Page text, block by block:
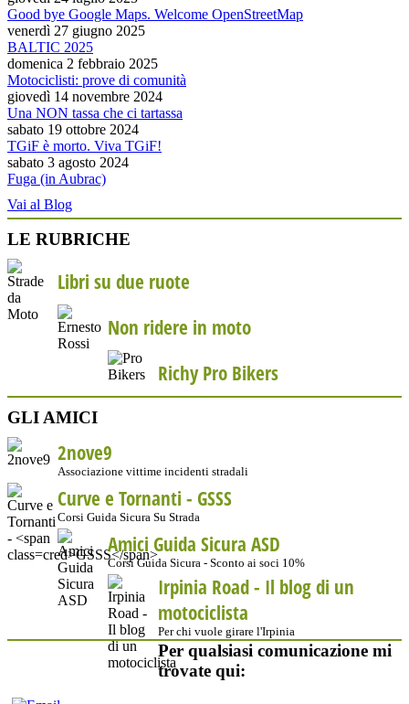
Good bye Google Maps. Welcome OpenStreetMap
venerdì 27 giugno 2025
BALTIC 2025
domenica 2 febbraio 2025
Motociclisti: prove di comunità
giovedì 14 novembre 2024
Una NON tassa che ci tartassa
sabato 19 ottobre 2024
TGiF è morto. Viva TGiF!
sabato 3 agosto 2024
Fuga (in Aubrac)
Vai al Blog
LE RUBRICHE
Libri su due ruote
Non ridere in moto
Richy Pro Bikers
GLI AMICI
2nove9
Associazione vittime incidenti stradali
Curve e Tornanti - GSSS
Corsi Guida Sicura Su Strada
Amici Guida Sicura ASD
Corsi Guida Sicura - Sconto ai soci 10%
Irpinia Road - Il blog di un
motociclista
Per chi vuole girare l'Irpinia
Per qualsiasi comunicazione mi
trovate qui: